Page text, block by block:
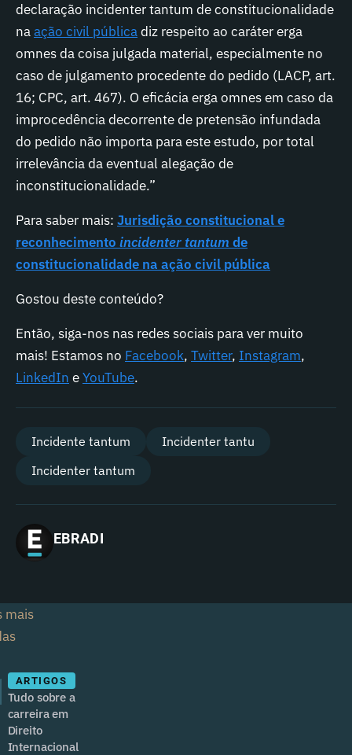
declaração incidenter tantum de constitucionalidade
naação civil públicadiz respeito ao caráter erga
omnes da coisa julgada material, especialmente no
caso de julgamento procedente do pedido (LACP, art.
16; CPC, art. 467). O eficácia erga omnes em caso da
improcedência decorrente de pretensão infundada
do pedido não importa para este estudo, por total
irrelevância da eventual alegação de
inconstitucionalidade.”
Para saber mais: Jurisdição constitucional e
reconhecimento incidenter tantum de
constitucionalidade na ação civil pública
Gostou deste conteúdo?
Então, siga-nos nas redes sociais para ver muito
mais! Estamos no Facebook, Twitter, Instagram,
LinkedIn eYouTube.
Incidente tantum
Incidenter tantu
Incidenter tantum
EBRADI
mais
ARTIGOS
Tudo sobre a
carreira em
Direito
Internacional